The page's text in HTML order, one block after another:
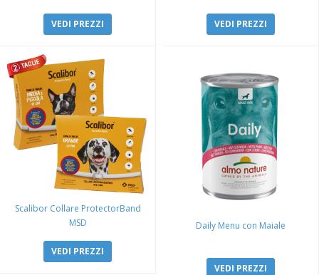
VEDI PREZZI VEDI PREZZI
Scalibor Collare ProtectorBand
MSD
VEDI PREZZI
Daily Menu con Maiale
VEDI PREZZI